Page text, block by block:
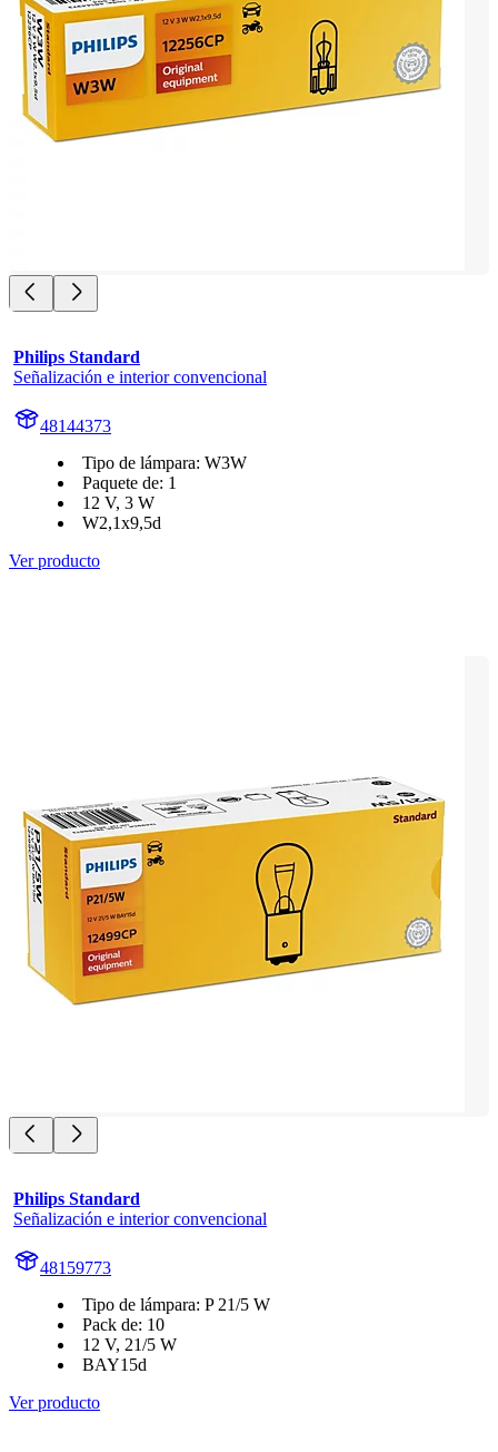
Philips Standard
Señalización e interior convencional
48144373
Tipo de lámpara: W3W
Paquete de: 1
12 V, 3 W
W2,1x9,5d
Ver producto
Philips Standard
Señalización e interior convencional
48159773
Tipo de lámpara: P 21/5 W
Pack de: 10
12 V, 21/5 W
BAY15d
Ver producto